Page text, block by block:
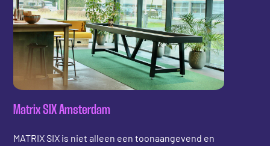
Matrix SIX Amsterdam
MATRIX SIX is niet alleen een toonaangevend en